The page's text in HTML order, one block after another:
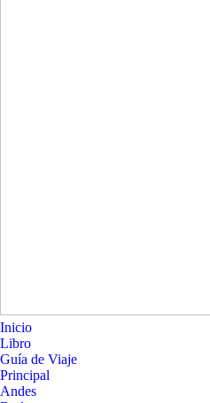
Inicio
Libro
Guía de Viaje
Principal
Andes